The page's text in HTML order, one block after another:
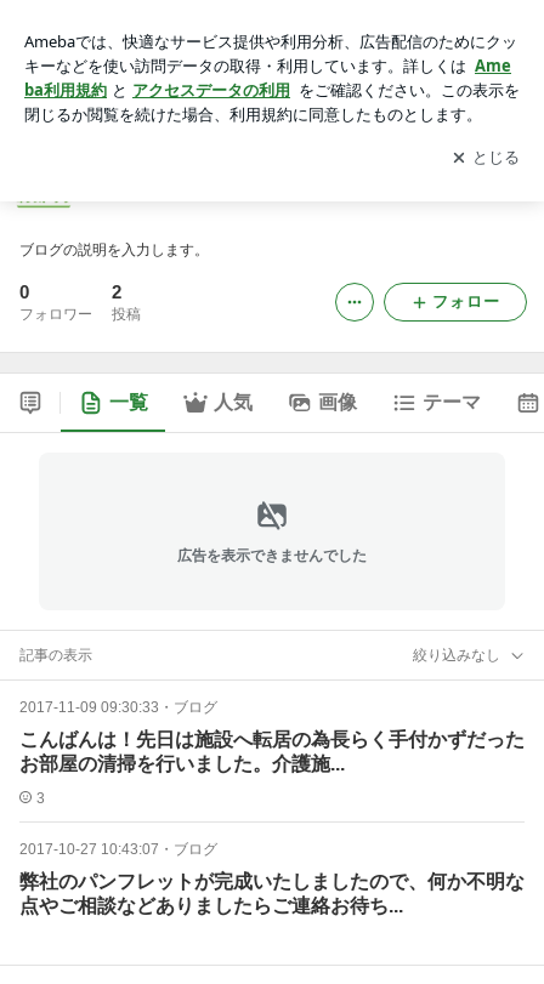
アプリをダウンロードして ブログの更新通知
を受け取りまし
ょう。
開く
ブログの説明を入力します。
0
フォロワー
2
投稿
フォロー
一覧 人気 画像 テーマ
広告を表示できませんでした
記事の表示 絞り込みなし
2017-11-09 09:30:33 ・ ブログ
こんばんは！先日は施設へ転居の為長らく手付かずだった
お部屋の清掃を行いました。介護施...
3
2017-10-27 10:43:07 ・ ブログ
弊社のパンフレットが完成いたしましたので、何か不明な
点やご相談などありましたらご連絡お待ち...